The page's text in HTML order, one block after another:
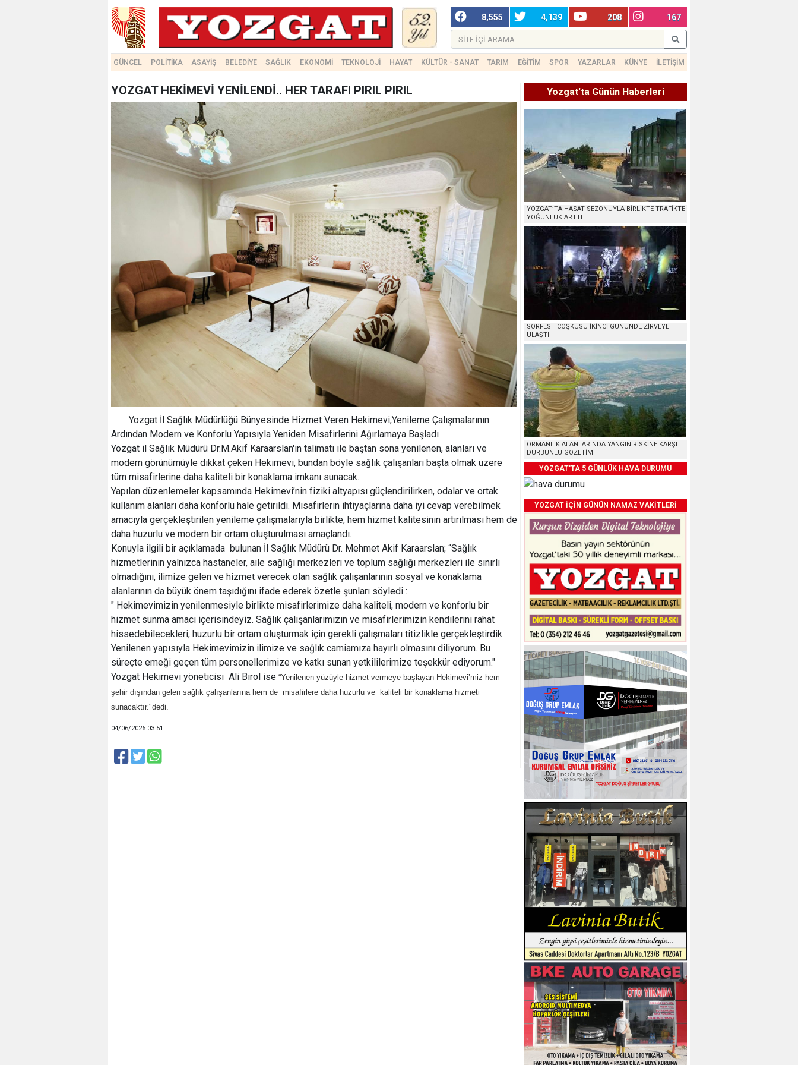
8,555 4,139 208 167
GÜNCEL POLİTİKA ASAYİŞ BELEDİYE SAĞLIK EKONOMİ TEKNOLOJİ HAYAT KÜLTÜR - SANAT TARIM EĞİTİM SPOR YAZARLAR KÜNYE İLETİŞİM
YOZGAT HEKİMEVİ YENİLENDİ.. HER TARAFI PIRIL PIRIL
Yozgat İl Sağlık Müdürlüğü Bünyesinde Hizmet Veren Hekimevi,Yenileme Çalışmalarının
Ardından Modern ve Konforlu Yapısıyla Yeniden Misafirlerini Ağırlamaya Başladı
Yozgat il Sağlık Müdürü Dr.M.Akif Karaarslan'ın talimatı ile baştan sona yenilenen, alanları ve
modern görünümüyle dikkat çeken Hekimevi, bundan böyle sağlık çalışanları başta olmak üzere
tüm misafirlerine daha kaliteli bir konaklama imkanı sunacak.
Yapılan düzenlemeler kapsamında Hekimevi’nin fiziki altyapısı güçlendirilirken, odalar ve ortak
kullanım alanları daha konforlu hale getirildi. Misafirlerin ihtiyaçlarına daha iyi cevap verebilmek
amacıyla gerçekleştirilen yenileme çalışmalarıyla birlikte, hem hizmet kalitesinin artırılması hem de
daha huzurlu ve modern bir ortam oluşturulması amaçlandı.
Konuyla ilgili bir açıklamada bulunan İl Sağlık Müdürü Dr. Mehmet Akif Karaarslan; “Sağlık
hizmetlerinin yalnızca hastaneler, aile sağlığı merkezleri ve toplum sağlığı merkezleri ile sınırlı
olmadığını, ilimize gelen ve hizmet verecek olan sağlık çalışanlarının sosyal ve konaklama
alanlarının da büyük önem taşıdığını ifade ederek özetle şunları söyledi :
" Hekimevimizin yenilenmesiyle birlikte misafirlerimize daha kaliteli, modern ve konforlu bir
hizmet sunma amacı içerisindeyiz. Sağlık çalışanlarımızın ve misafirlerimizin kendilerini rahat
hissedebilecekleri, huzurlu bir ortam oluşturmak için gerekli çalışmaları titizlikle gerçekleştirdik.
Yenilenen yapısıyla Hekimevimizin ilimize ve sağlık camiamıza hayırlı olmasını diliyorum. Bu
süreçte emeği geçen tüm personellerimize ve katkı sunan yetkililerimize teşekkür ediyorum."
Yozgat Hekimevi yöneticisi Ali Birol ise “Yenilenen yüzüyle hizmet vermeye başlayan Hekimevi’miz hem
şehir dışından gelen sağlık çalışanlarına hem de misafirlere daha huzurlu ve kaliteli bir konaklama hizmeti
sunacaktır."dedi.
04/06/2026 03:51
Yozgat'ta Günün Haberleri
YOZGAT’TA HASAT SEZONUYLA BİRLİKTE TRAFİKTE
YOĞUNLUK ARTTI
SORFEST COŞKUSU İKİNCİ GÜNÜNDE ZİRVEYE
ULAŞTI
ORMANLIK ALANLARINDA YANGIN RİSKİNE KARŞI
DÜRBÜNLÜ GÖZETİM
YOZGAT'TA 5 GÜNLÜK HAVA DURUMU
YOZGAT İÇİN GÜNÜN NAMAZ VAKİTLERİ